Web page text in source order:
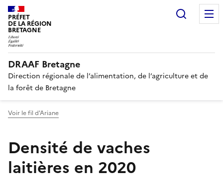
PRÉFET
DE LA RÉGION
BRETAGNE
DRAAF Bretagne
Direction régionale de l’alimentation, de l’agriculture et de
la forêt de Bretagne
Voir le fil d'Ariane
Densité de vaches
laitières en 2020